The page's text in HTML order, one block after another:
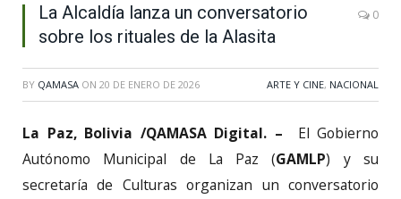
La Alcaldía lanza un conversatorio
sobre los rituales de la Alasita
0
BY QAMASA ON 20 DE ENERO DE 2026 ARTE Y CINE, NACIONAL
La Paz, Bolivia /QAMASA Digital. – El Gobierno
Autónomo Municipal de La Paz (GAMLP) y su
secretaría de Culturas organizan un conversatorio